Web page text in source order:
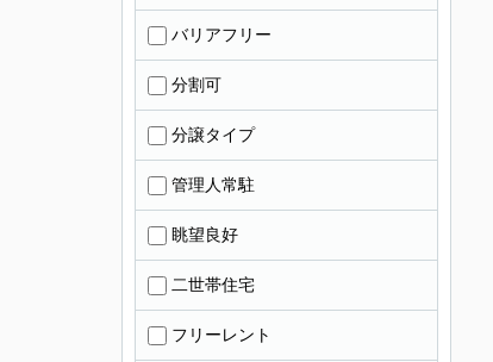
バリアフリー
分割可
分譲タイプ
管理人常駐
眺望良好
二世帯住宅
フリーレント